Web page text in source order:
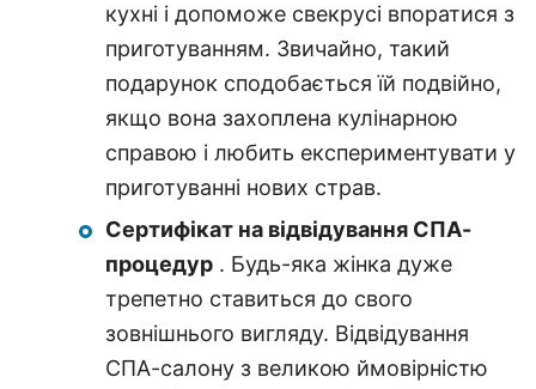
кухні і допоможе свекрусі впоратися з
приготуванням. Звичайно, такий
подарунок сподобається їй подвійно,
якщо вона захоплена кулінарною
справою і любить експериментувати у
приготуванні нових страв.
Сертифікат на відвідування СПА-
процедур . Будь-яка жінка дуже
трепетно ставиться до свого
зовнішнього вигляду. Відвідування
СПА-салону з великою ймовірністю